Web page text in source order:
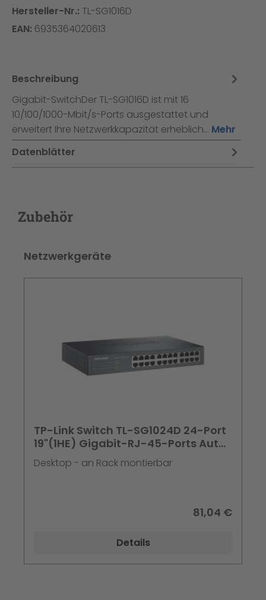
Hersteller-Nr.: TL-SG1016D
EAN: 6935364020613
Beschreibung
Gigabit-SwitchDer TL-SG1016D ist mit 16
10/100/1000-Mbit/s-Ports ausgestattet und
erweitert Ihre Netzwerkkapazität erheblich… Mehr
Datenblätter
Zubehör
Produktgalerie überspringen
Netzwerkgeräte
TP-Link Switch TL-SG1024D 24-Port
19"(1HE) Gigabit-RJ-45-Ports Auto-
MDI
Desktop - an Rack montierbar
81,04 €
Details